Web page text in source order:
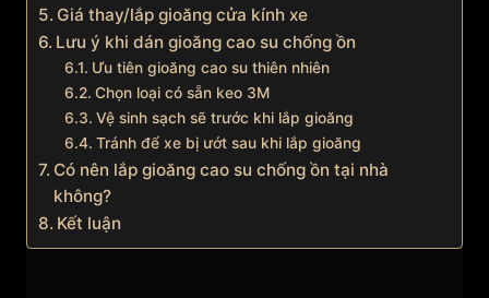
Giá thay/lắp gioăng cửa kính xe
Lưu ý khi dán gioăng cao su chống ồn
Ưu tiên gioăng cao su thiên nhiên
Chọn loại có sẵn keo 3M
Vệ sinh sạch sẽ trước khi lắp gioăng
Tránh để xe bị ướt sau khi lắp gioăng
Có nên lắp gioăng cao su chống ồn tại nhà
không?
Kết luận